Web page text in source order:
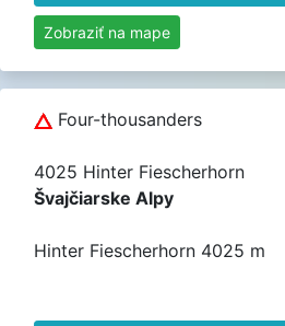
Zobraziť na mape
Four-thousanders
4025 Hinter Fiescherhorn
Švajčiarske Alpy
Hinter Fiescherhorn 4025 m